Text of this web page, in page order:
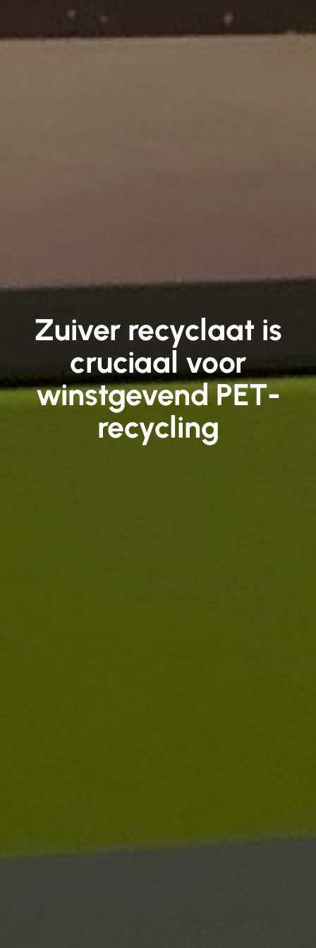
Zuiver recyclaat is
cruciaal voor
winstgevend PET-
recycling